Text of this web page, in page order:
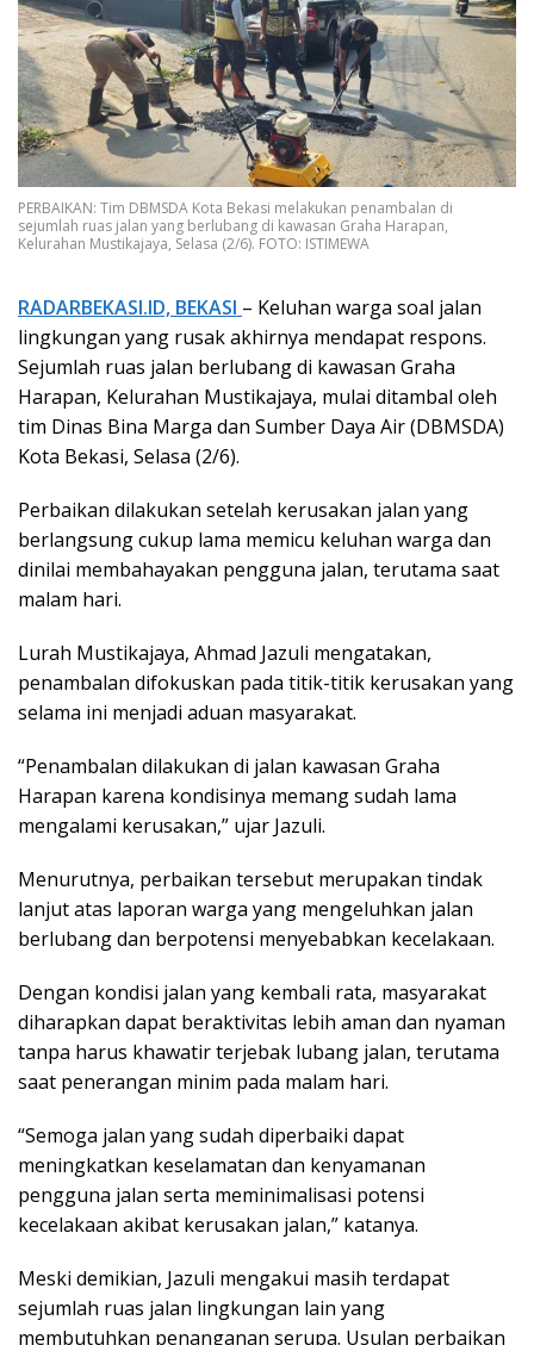
PERBAIKAN: Tim DBMSDA Kota Bekasi melakukan penambalan di
sejumlah ruas jalan yang berlubang di kawasan Graha Harapan,
Kelurahan Mustikajaya, Selasa (2/6). FOTO: ISTIMEWA
RADARBEKASI.ID, BEKASI – Keluhan warga soal jalan
lingkungan yang rusak akhirnya mendapat respons.
Sejumlah ruas jalan berlubang di kawasan Graha
Harapan, Kelurahan Mustikajaya, mulai ditambal oleh
tim Dinas Bina Marga dan Sumber Daya Air (DBMSDA)
Kota Bekasi, Selasa (2/6).
Perbaikan dilakukan setelah kerusakan jalan yang
berlangsung cukup lama memicu keluhan warga dan
dinilai membahayakan pengguna jalan, terutama saat
malam hari.
Lurah Mustikajaya, Ahmad Jazuli mengatakan,
penambalan difokuskan pada titik-titik kerusakan yang
selama ini menjadi aduan masyarakat.
“Penambalan dilakukan di jalan kawasan Graha
Harapan karena kondisinya memang sudah lama
mengalami kerusakan,” ujar Jazuli.
Menurutnya, perbaikan tersebut merupakan tindak
lanjut atas laporan warga yang mengeluhkan jalan
berlubang dan berpotensi menyebabkan kecelakaan.
Dengan kondisi jalan yang kembali rata, masyarakat
diharapkan dapat beraktivitas lebih aman dan nyaman
tanpa harus khawatir terjebak lubang jalan, terutama
saat penerangan minim pada malam hari.
“Semoga jalan yang sudah diperbaiki dapat
meningkatkan keselamatan dan kenyamanan
pengguna jalan serta meminimalisasi potensi
kecelakaan akibat kerusakan jalan,” katanya.
Meski demikian, Jazuli mengakui masih terdapat
sejumlah ruas jalan lingkungan lain yang
membutuhkan penanganan serupa. Usulan perbaikan